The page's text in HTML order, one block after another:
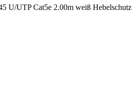
U/UTP Cat5e 2.00m weiß Hebelschutz